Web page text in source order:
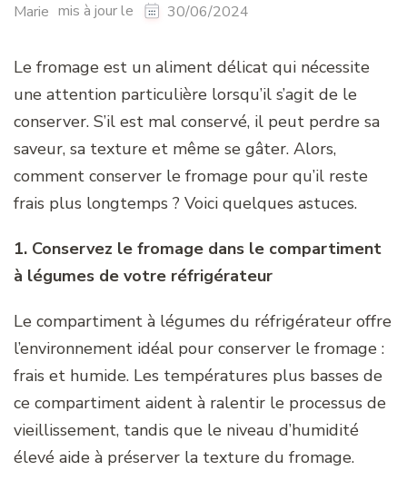
Marie mis à jour le 30/06/2024
Le fromage est un aliment délicat qui nécessite
une attention particulière lorsqu’il s’agit de le
conserver. S’il est mal conservé, il peut perdre sa
saveur, sa texture et même se gâter. Alors,
comment conserver le fromage pour qu’il reste
frais plus longtemps ? Voici quelques astuces.
1. Conservez le fromage dans le compartiment
à légumes de votre réfrigérateur
Le compartiment à légumes du réfrigérateur offre
l’environnement idéal pour conserver le fromage :
frais et humide. Les températures plus basses de
ce compartiment aident à ralentir le processus de
vieillissement, tandis que le niveau d’humidité
élevé aide à préserver la texture du fromage.